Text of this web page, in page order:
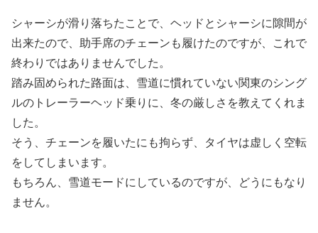
シャーシが滑り落ちたことで、ヘッドとシャーシに隙間が
出来たので、助手席のチェーンも履けたのですが、これで
終わりではありませんでした。
踏み固められた路面は、雪道に慣れていない関東のシング
ルのトレーラーヘッド乗りに、冬の厳しさを教えてくれま
した。
そう、チェーンを履いたにも拘らず、タイヤは虚しく空転
をしてしまいます。
もちろん、雪道モードにしているのですが、どうにもなり
ません。